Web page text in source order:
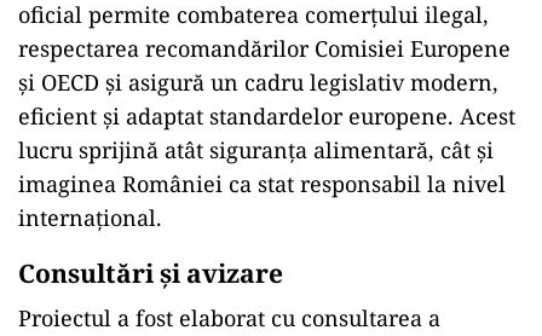
oficial permite combaterea comerțului ilegal,
respectarea recomandărilor Comisiei Europene
și OECD și asigură un cadru legislativ modern,
eficient și adaptat standardelor europene. Acest
lucru sprijină atât siguranța alimentară, cât și
imaginea României ca stat responsabil la nivel
internațional.
Consultări și avizare
Proiectul a fost elaborat cu consultarea a